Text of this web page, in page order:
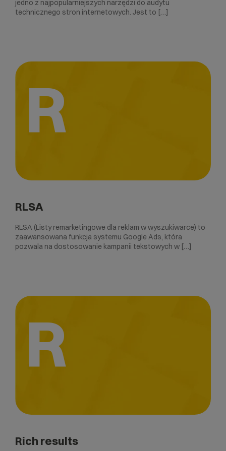
jedno z najpopularniejszych narzędzi do audytu
technicznego stron internetowych. Jest to […]
R
RLSA
RLSA (Listy remarketingowe dla reklam w wyszukiwarce) to
zaawansowana funkcja systemu Google Ads, która
pozwala na dostosowanie kampanii tekstowych w […]
R
Rich results